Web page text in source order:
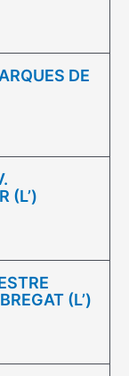
DE
(L’)
(L’)